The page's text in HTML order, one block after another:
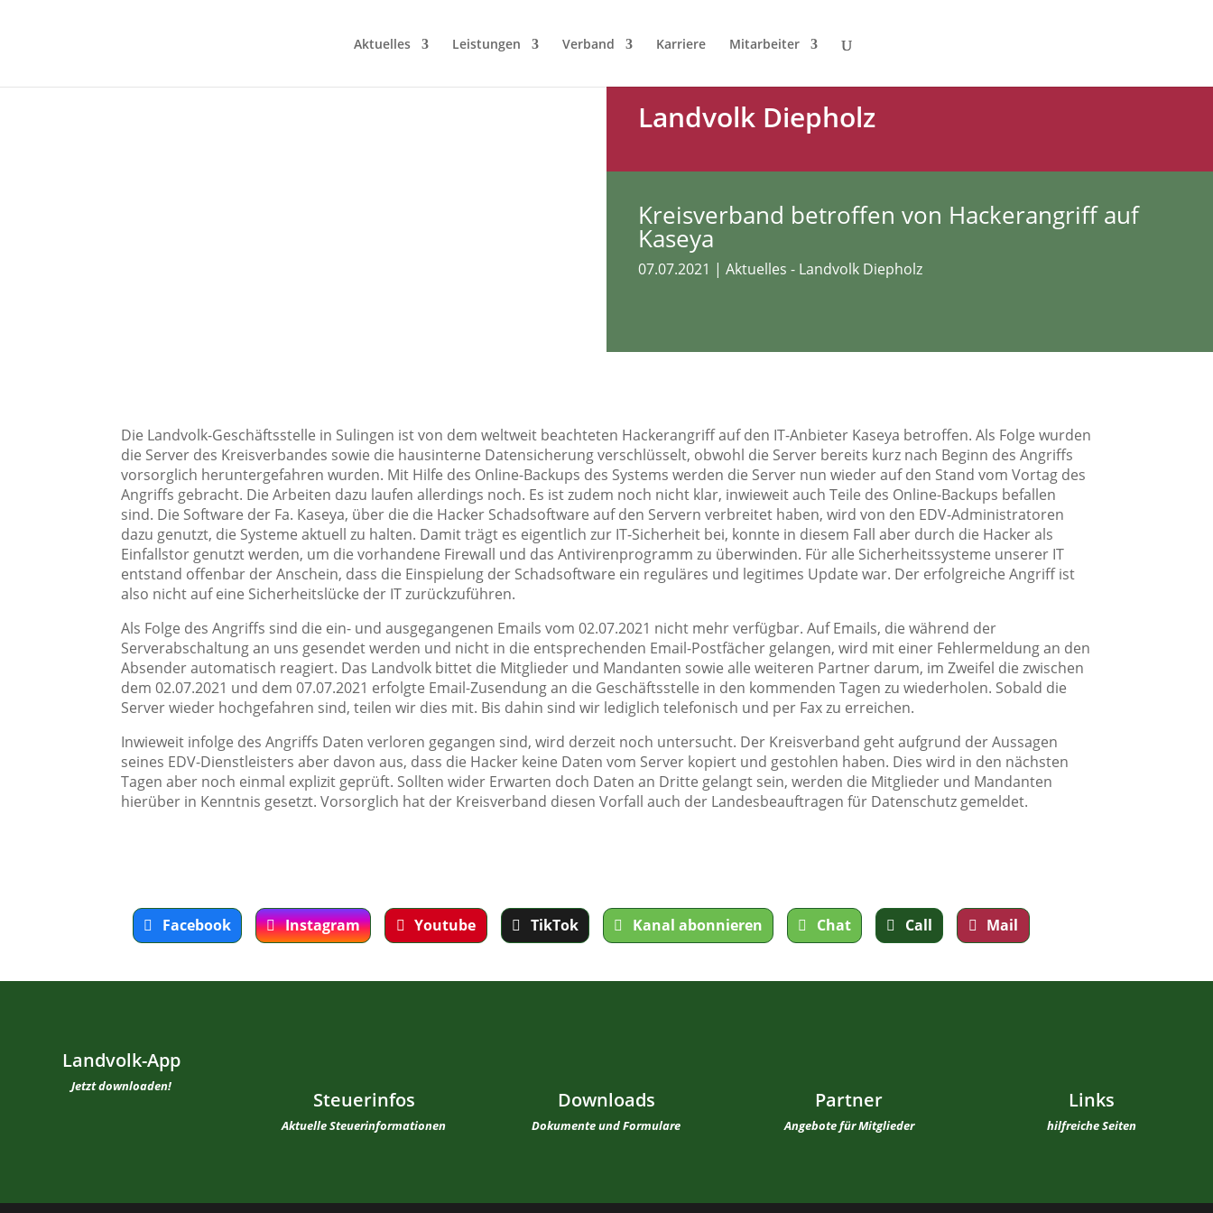
Aktuelles Leistungen Verband Karriere Mitarbeiter
Landvolk Diepholz
Kreisverband betroffen von Hackerangriff auf
Kaseya
07.07.2021 | Aktuelles - Landvolk Diepholz
Die Landvolk-Geschäftsstelle in Sulingen ist von dem weltweit beachteten Hackerangriff auf den IT-Anbieter Kaseya betroffen. Als Folge wurden
die Server des Kreisverbandes sowie die hausinterne Datensicherung verschlüsselt, obwohl die Server bereits kurz nach Beginn des Angriffs
vorsorglich heruntergefahren wurden. Mit Hilfe des Online-Backups des Systems werden die Server nun wieder auf den Stand vom Vortag des
Angriffs gebracht. Die Arbeiten dazu laufen allerdings noch. Es ist zudem noch nicht klar, inwieweit auch Teile des Online-Backups befallen
sind. Die Software der Fa. Kaseya, über die die Hacker Schadsoftware auf den Servern verbreitet haben, wird von den EDV-Administratoren
dazu genutzt, die Systeme aktuell zu halten. Damit trägt es eigentlich zur IT-Sicherheit bei, konnte in diesem Fall aber durch die Hacker als
Einfallstor genutzt werden, um die vorhandene Firewall und das Antivirenprogramm zu überwinden. Für alle Sicherheitssysteme unserer IT
entstand offenbar der Anschein, dass die Einspielung der Schadsoftware ein reguläres und legitimes Update war. Der erfolgreiche Angriff ist
also nicht auf eine Sicherheitslücke der IT zurückzuführen.
Als Folge des Angriffs sind die ein- und ausgegangenen Emails vom 02.07.2021 nicht mehr verfügbar. Auf Emails, die während der
Serverabschaltung an uns gesendet werden und nicht in die entsprechenden Email-Postfächer gelangen, wird mit einer Fehlermeldung an den
Absender automatisch reagiert. Das Landvolk bittet die Mitglieder und Mandanten sowie alle weiteren Partner darum, im Zweifel die zwischen
dem 02.07.2021 und dem 07.07.2021 erfolgte Email-Zusendung an die Geschäftsstelle in den kommenden Tagen zu wiederholen. Sobald die
Server wieder hochgefahren sind, teilen wir dies mit. Bis dahin sind wir lediglich telefonisch und per Fax zu erreichen.
Inwieweit infolge des Angriffs Daten verloren gegangen sind, wird derzeit noch untersucht. Der Kreisverband geht aufgrund der Aussagen
seines EDV-Dienstleisters aber davon aus, dass die Hacker keine Daten vom Server kopiert und gestohlen haben. Dies wird in den nächsten
Tagen aber noch einmal explizit geprüft. Sollten wider Erwarten doch Daten an Dritte gelangt sein, werden die Mitglieder und Mandanten
hierüber in Kenntnis gesetzt. Vorsorglich hat der Kreisverband diesen Vorfall auch der Landesbeauftragen für Datenschutz gemeldet.
Facebook Instagram Youtube TikTok Kanal abonnieren Chat Call Mail
Landvolk-App
Jetzt downloaden!
Steuerinfos
Aktuelle Steuerinformationen
Downloads
Dokumente und Formulare
Partner
Angebote für Mitglieder
Links
hilfreiche Seiten